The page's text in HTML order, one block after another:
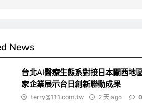
News
台北AI醫療生態系對接日本關西地
家企業展示台日創新聯動成果
terry@111.com.tw 2 天 ago 0